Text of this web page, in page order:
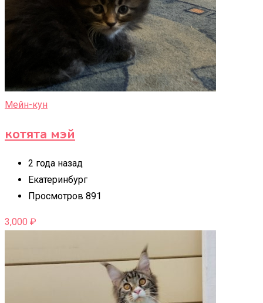
Мейн-кун
котята мэй
2 года назад
Екатеринбург
Просмотров 891
3,000 ₽